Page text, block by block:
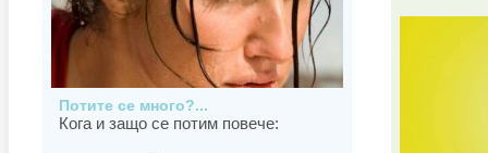
Потите се много?...
Кога и защо се потим повече: